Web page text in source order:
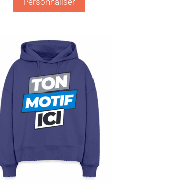
Ajouter
à la
wishlist